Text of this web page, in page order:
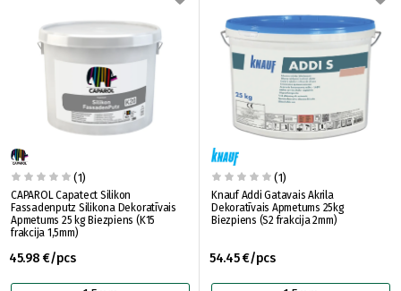
(1)
CAPAROL Capatect Silikon
Fassadenputz Silikona Dekoratīvais
Apmetums 25 kg Biezpiens (K15
frakcija 1,5mm)
45.98 €/pcs
(1)
Knauf Addi Gatavais Akrila
Dekoratīvais Apmetums 25kg
Biezpiens (S2 frakcija 2mm)
54.45 €/pcs